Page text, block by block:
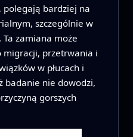
polegają bardziej na
szczególnie w
zamiana może
migracji, przetrwania i
w płucach i
badanie nie dowodzi,
gorszych